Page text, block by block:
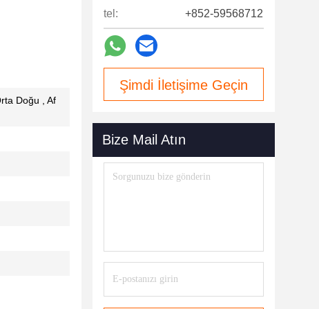
Doğu , Af
tel: +852-59568712
Şimdi İletişime Geçin
Bize Mail Atın